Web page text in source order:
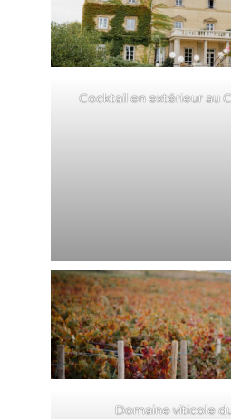
Cocktail en extérieur au
Domaine viticole